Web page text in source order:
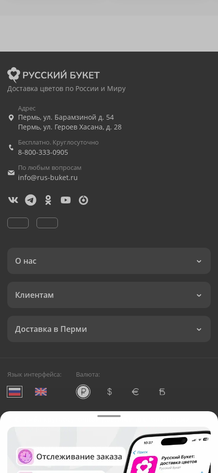
Доставка цветов по России и Миру
Адрес
Пермь, ул. Барамзиной д. 54
Пермь, ул. Героев Хасана, д. 28
Бесплатно. Круглосуточно
8-800-333-0905
По любым вопросам
info@rus-buket.ru
О нас
Клиентам
Доставка в Перми
Язык интерфейса: Валюта:
Служба круглосуточной доставки цветов в Перми
Русский Букет, 2026
Общество с ограниченной ответственностью «Технология»
ОГРН: 1195476081745, ИНН: 5410081997
Юридический адрес: г. Новосибирск, ул. Ипподромская,